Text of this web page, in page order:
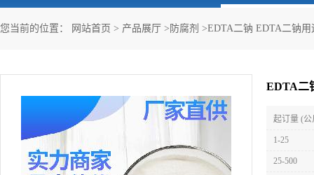
您当前的位置： 网站首页 > 产品展厅 > 防腐剂 >EDTA二钠 EDTA二钠用
EDTA二
起订量 (公
1-25
25-500